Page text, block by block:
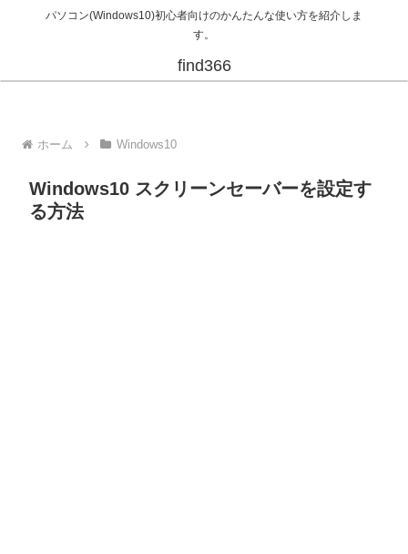
パソコン(Windows10)初心者向けのかんたんな使い方を紹介しま
す。
find366
ホーム Windows10
Windows10 スクリーンセーバーを設定す
る方法